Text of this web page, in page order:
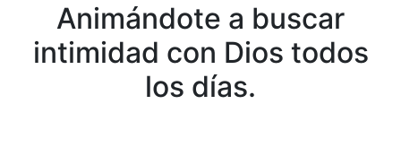
Animándote a buscar
intimidad con Dios todos
los días.